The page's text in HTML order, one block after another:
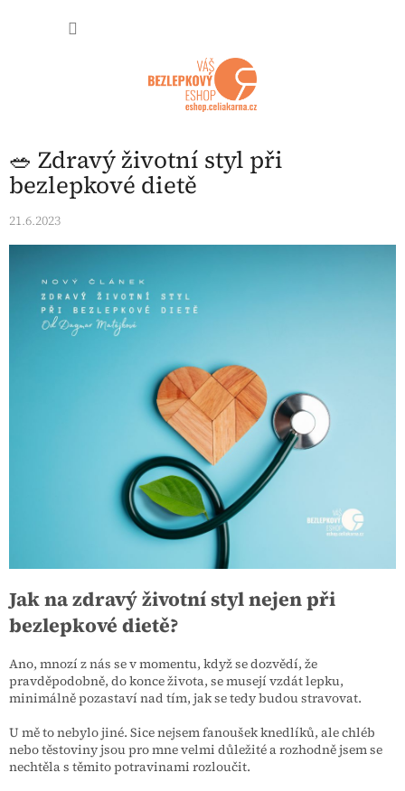
🥗 Zdravý životní styl při
bezlepkové dietě
21.6.2023
Jak na zdravý životní styl nejen při
bezlepkové dietě?
Ano, mnozí z nás se v momentu, když se dozvědí, že
pravděpodobně, do konce života, se musejí vzdát lepku,
minimálně pozastaví nad tím, jak se tedy budou stravovat.
U mě to nebylo jiné. Sice nejsem fanoušek knedlíků, ale chléb
nebo těstoviny jsou pro mne velmi důležité a rozhodně jsem se
nechtěla s těmito potravinami rozloučit.